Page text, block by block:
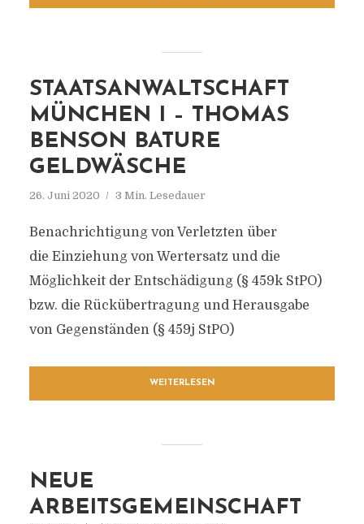
STAATSANWALTSCHAFT
MÜNCHEN I – THOMAS
BENSON BATURE
GELDWÄSCHE
26. Juni 2020 3 Min. Lesedauer
Benachrichtigung von Verletzten über
die Einziehung von Wertersatz und die
Möglichkeit der Entschädigung (§ 459k StPO)
bzw. die Rückübertragung und Herausgabe
von Gegenständen (§ 459j StPO)
WEITERLESEN
NEUE
ARBEITSGEMEINSCHAFT